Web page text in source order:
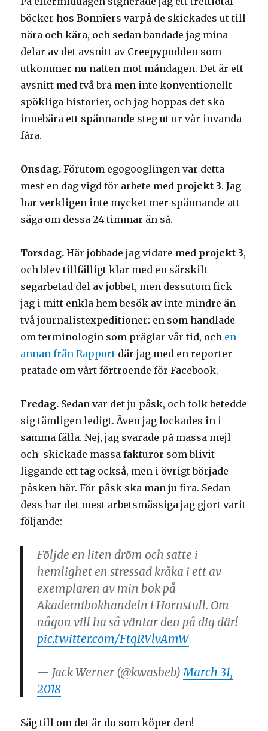
böcker hos Bonniers varpå de skickades ut till
nära och kära, och sedan bandade jag mina
delar av det avsnitt av Creepypodden som
utkommer nu natten mot måndagen. Det är ett
avsnitt med två bra men inte konventionellt
spökliga historier, och jag hoppas det ska
innebära ett spännande steg ut ur vår invanda
fåra.
Onsdag.Förutom egogooglingen var detta
mest en dag vigd för arbete med projekt 3. Jag
har verkligen inte mycket mer spännande att
säga om dessa 24 timmar än så.
Torsdag.Här jobbade jag vidare med projekt 3,
och blev tillfälligt klar med en särskilt
segarbetad del av jobbet, men dessutom fick
jag i mitt enkla hem besök av inte mindre än
två journalistexpeditioner: en som handlade
om terminologin som präglar vår tid, och en
annan från Rapport där jag med en reporter
pratade om vårt förtroende för Facebook.
Fredag. Sedan var det ju påsk, och folk betedde
sig tämligen ledigt. Även jag lockades in i
samma fälla. Nej, jag svarade på massa mejl
och skickade massa fakturor som blivit
liggande ett tag också, men i övrigt började
påsken här. För påsk ska man ju fira. Sedan
dess har det mest arbetsmässiga jag gjort varit
följande:
Följde en liten dröm och satte i
hemlighet en stressad kråka i ett av
exemplaren av min bok på
Akademibokhandeln i Hornstull. Om
någon vill ha så väntar den på dig där!
pic.twitter.com/FtqRVlvAmW
— Jack Werner (@kwasbeb)March 31,
2018
Säg till om det är du som köper den!